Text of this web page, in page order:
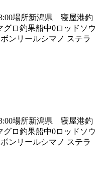
場所新潟県 寝屋港釣
ロ釣果船中0ロッドソウ
ンリールシマノ ステラ
場所新潟県 寝屋港釣
ロ釣果船中0ロッドソウ
ンリールシマノ ステラ